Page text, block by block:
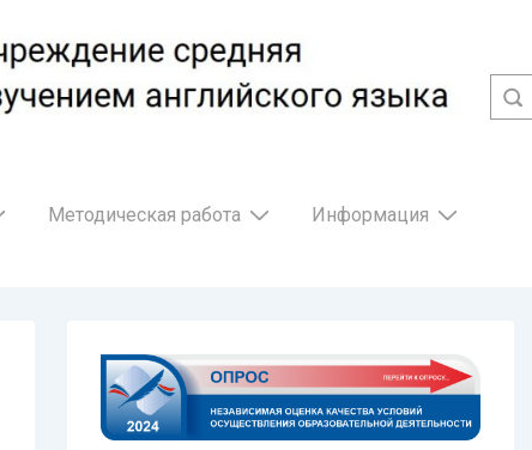
Методическая работа Информация